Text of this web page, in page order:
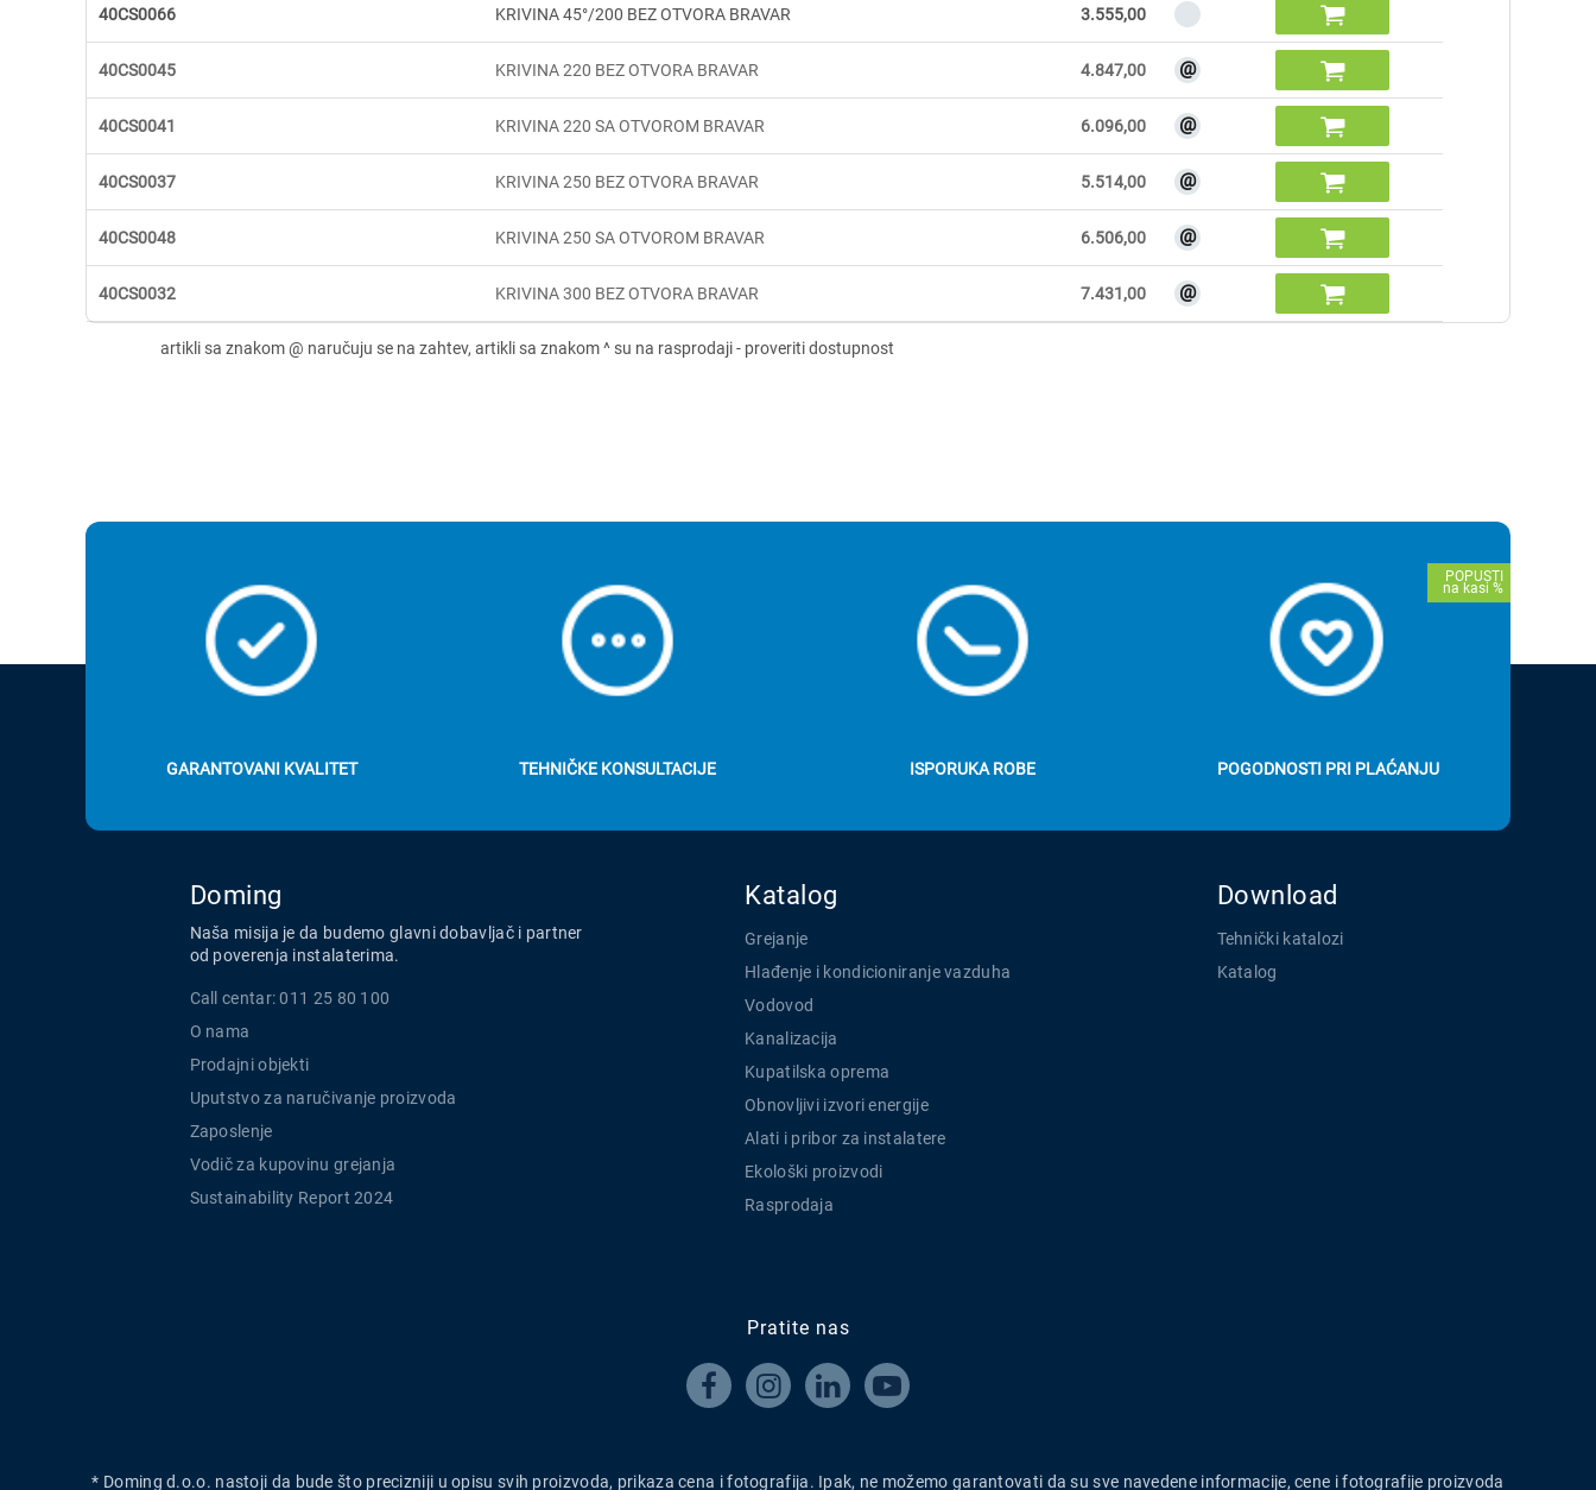
40CS0066 KRIVINA 45°/200 BEZ OTVORA BRAVAR 3.555,00 
40CS0045 KRIVINA 220 BEZ OTVORA BRAVAR 4.847,00 @ 
40CS0041 KRIVINA 220 SA OTVOROM BRAVAR 6.096,00 @ 
40CS0037 KRIVINA 250 BEZ OTVORA BRAVAR 5.514,00 @ 
40CS0048 KRIVINA 250 SA OTVOROM BRAVAR 6.506,00 @ 
40CS0032 KRIVINA 300 BEZ OTVORA BRAVAR 7.431,00 @ 
GARANTOVANI KVALITET TEHNIČKE KONSULTACIJE ISPORUKA ROBE POGODNOSTI PRI PLAĆANJU
Doming
Naša misija je da budemo glavni dobavljač i partner
od poverenja instalaterima.
Call centar: 011 25 80 100
O nama
Prodajni objekti
Uputstvo za naručivanje proizvoda
Zaposlenje
Vodič za kupovinu grejanja
Sustainability Report 2024
Katalog
Grejanje
Hlađenje i kondicioniranje vazduha
Vodovod
Kanalizacija
Kupatilska oprema
Obnovljivi izvori energije
Alati i pribor za instalatere
Ekološki proizvodi
Rasprodaja
Download
Tehnički katalozi
Katalog
Pratite nas
   
* Doming d.o.o. nastoji da bude što precizniji u opisu svih proizvoda, prikaza cena i fotografija. Ipak, ne možemo garantovati da su sve navedene informacije, cene i fotografije proizvoda